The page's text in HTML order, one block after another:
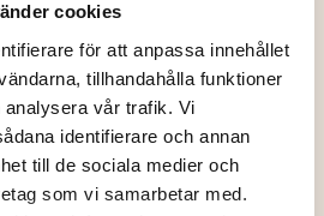
cookies
för att anpassa innehållet
tillhandahålla funktioner
vår trafik. Vi
identifierare och annan
till de sociala medier och
som vi samarbetar med.
dansuppvisningar,
- stora som
små.
tips som kommer in och
enligt våra riktlinjer. Vi